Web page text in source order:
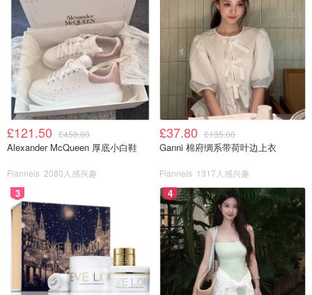
专业的服务生在摆放餐具
其餐厅的行政主厨Grammenos曾屡获星级殊荣，
Grammenos主厨倾力打造的牛排鲜嫩多汁，肉质纹理均
匀，菜单上牛排列表里多种类型以及克数任你选择，大大满
足了不同食客的口味需求。而这其中独具特色的风干28天美
国牛排最为惊艳。
£121.50 £450.00
Alexander McQueen 厚底小白鞋
Flannels 2080人感兴趣
£37.80 £135.00
Ganni 棉府绸系带荷叶边上衣
Flannels 1317人感兴趣
3 4